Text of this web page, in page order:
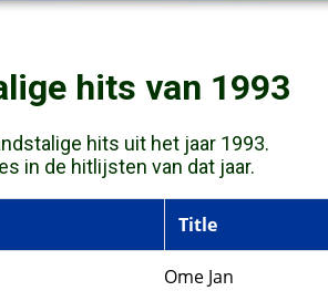
hits van 1993
hits uit het jaar 1993.
in de hitlijsten van dat jaar.
Title
Ome Jan